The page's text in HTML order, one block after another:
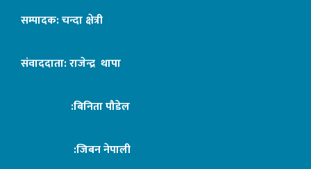
सम्पादक: चन्दा क्षेत्री
संवाददाता: राजेन्द्र थापा
:बिनिता पौडेल
:जिबन नेपाली